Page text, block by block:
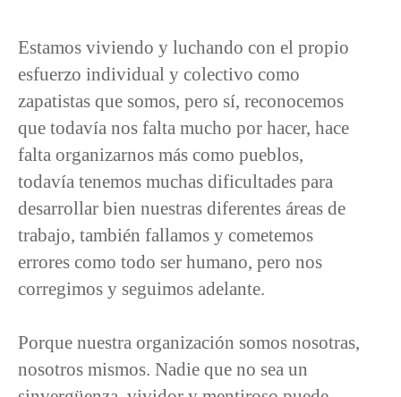
Estamos viviendo y luchando con el propio
esfuerzo individual y colectivo como
zapatistas que somos, pero sí, reconocemos
que todavía nos falta mucho por hacer, hace
falta organizarnos más como pueblos,
todavía tenemos muchas dificultades para
desarrollar bien nuestras diferentes áreas de
trabajo, también fallamos y cometemos
errores como todo ser humano, pero nos
corregimos y seguimos adelante.
Porque nuestra organización somos nosotras,
nosotros mismos. Nadie que no sea un